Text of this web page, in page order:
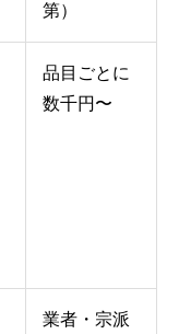
第）
品目ごとに
数千円〜
業者・宗派